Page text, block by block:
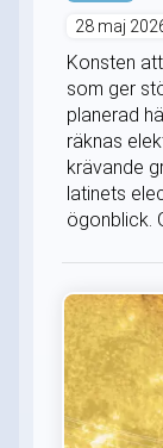
28 maj
Konsten
som ger
planerad
räknas
krävande
latinets
ögonblick.